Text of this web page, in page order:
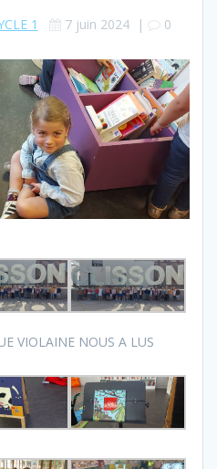
1 7 juin 2024| 0
VIOLAINE NOUS A LUS